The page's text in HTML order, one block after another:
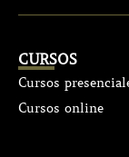
CURSOS
Cursos
Cursos online